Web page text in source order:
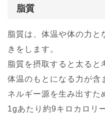
脂質
脂質は、体温や体の力と
きをします。
脂質を摂取すると太ると
体温のもとになる力が含
ネルギー源を生み出すた
1gあたり約9キロカロリ